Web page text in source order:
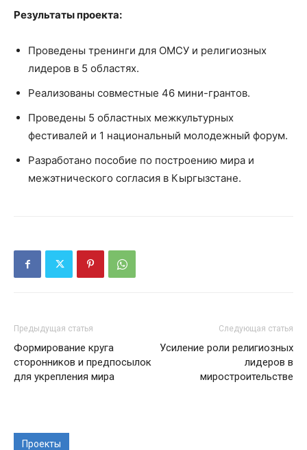
Результаты проекта:
Проведены тренинги для ОМСУ и религиозных
лидеров в 5 областях.
Реализованы совместные 46 мини-грантов.
Проведены 5 областных межкультурных
фестивалей и 1 национальный молодежный форум.
Разработано пособие по построению мира и
межэтнического согласия в Кыргызстане.
Предыдущая статья
Формирование круга
сторонников и предпосылок
для укрепления мира
Следующая статья
Усиление роли религиозных
лидеров в
миростроительстве
Проекты